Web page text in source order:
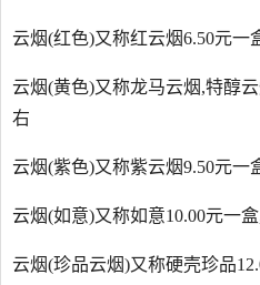
云烟(红色)又称红云烟6.50元一
云烟(黄色)又称龙马云烟,特醇
右
云烟(紫色)又称紫云烟9.50元一
云烟(如意)又称如意10.00元一
云烟(珍品云烟)又称硬壳珍品